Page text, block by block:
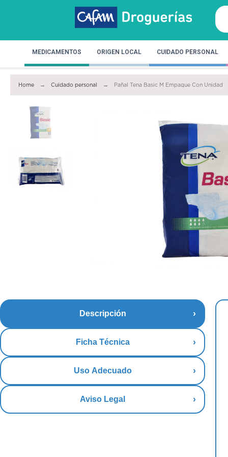
MEDICAMENTOS ORIGEN LOCAL CUIDADO PERSONAL
Home Cuidado personal Pañal Tena Basic M Empaque Con Unidad
Descripción
Ficha Técnica
Uso Adecuado
Aviso Legal